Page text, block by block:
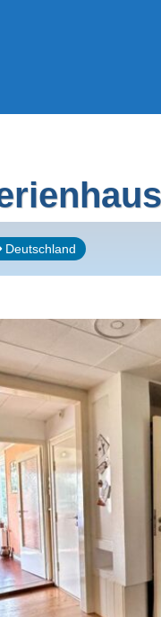
Deutschland